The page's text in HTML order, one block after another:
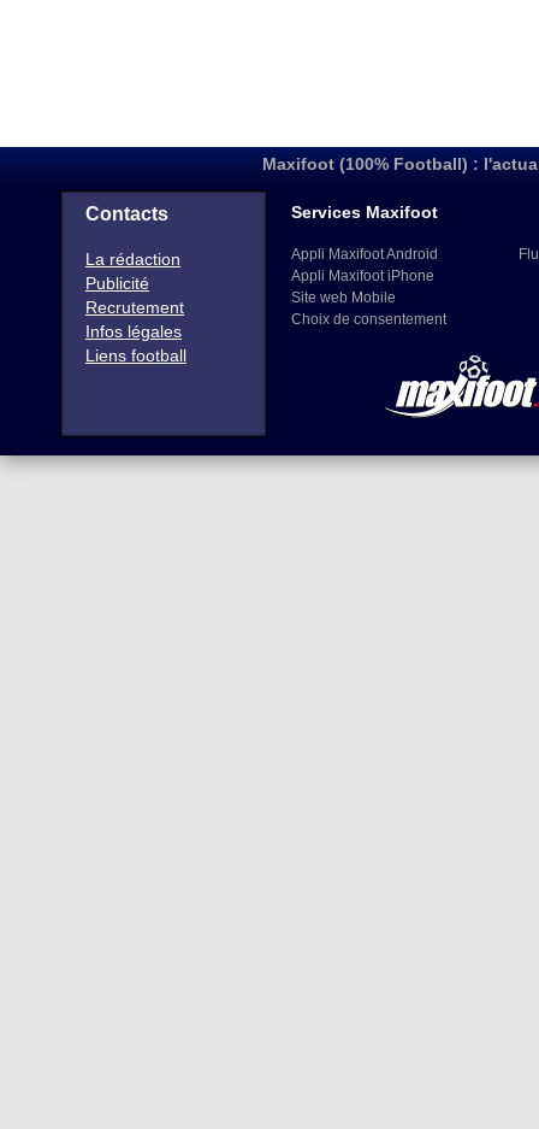
Maxifoot (100% Football) :
Contacts
La rédaction
Publicité
Recrutement
Infos légales
Liens football
Services Maxifoot
Appli Maxifoot Android
Appli Maxifoot iPhone
Site web Mobile
Choix de consentement